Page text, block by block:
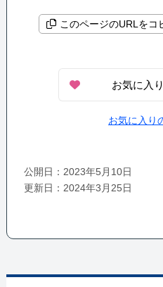
このページのURLをコ
お気に入
お気に入り
公開日：2023年5月10日
更新日：2024年3月25日